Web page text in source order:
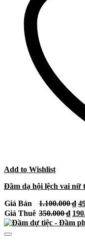
Add to Wishlist
Đầm dạ hội lệch vai nữ
Giá Bán 1.100.000₫
là:
Giá Thuê 350.000₫ Giá
gốc